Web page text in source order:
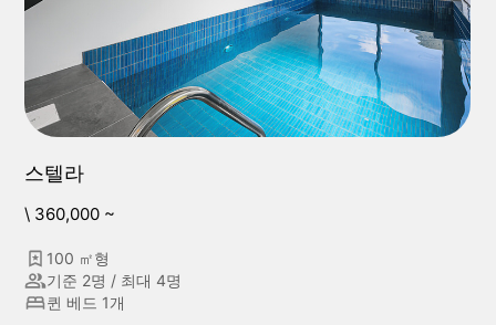
스텔라
\ 360,000 ~
100 ㎡형
기준 2명 / 최대 4명
퀸 베드 1개